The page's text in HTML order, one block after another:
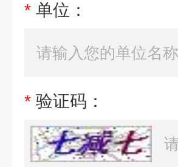
* 单位：
* 验证码：